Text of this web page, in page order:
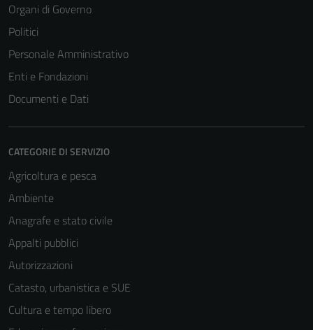
Organi di Governo
Politici
Personale Amministrativo
Enti e Fondazioni
Documenti e Dati
CATEGORIE DI SERVIZIO
Agricoltura e pesca
Ambiente
Anagrafe e stato civile
Appalti pubblici
Autorizzazioni
Catasto, urbanistica e SUE
Cultura e tempo libero